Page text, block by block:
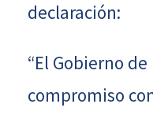
declaración:
“El Gobierno
compromiso